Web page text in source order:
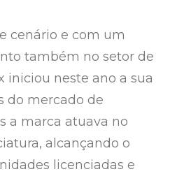
cenário e com um
também no setor de
iniciou neste ano a sua
do mercado de
a marca atuava no
alcançando o
licenciadas e